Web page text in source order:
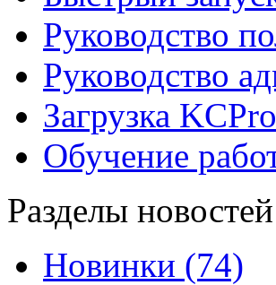
Руководство
Руководство
Загрузка
Обучение
Разделы новостей
Новинки (74)